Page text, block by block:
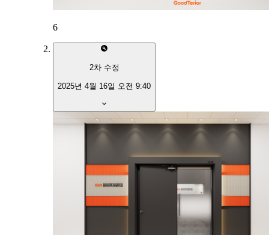
6
2차 수정
2025년 4월 16일 오전 9:40